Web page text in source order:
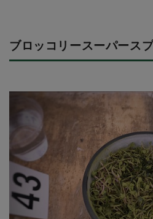
ブロッコリースーパース